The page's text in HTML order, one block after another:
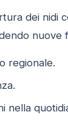
dei nidi
regionale.
nella